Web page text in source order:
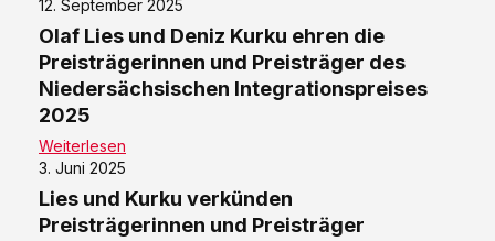
12. September 2025
Olaf Lies und Deniz Kurku ehren die
Preisträgerinnen und Preisträger des
Niedersächsischen Integrationspreises
2025
Weiterlesen
3. Juni 2025
Lies und Kurku verkünden
Preisträgerinnen und Preisträger